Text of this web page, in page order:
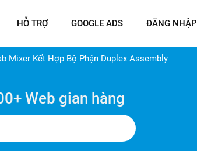
HỖ TRỢ GOOGLE ADS ĐĂNG NHẬP
Mixer Kết Hợp Bộ Phận Duplex Assembly
Web gian hàng